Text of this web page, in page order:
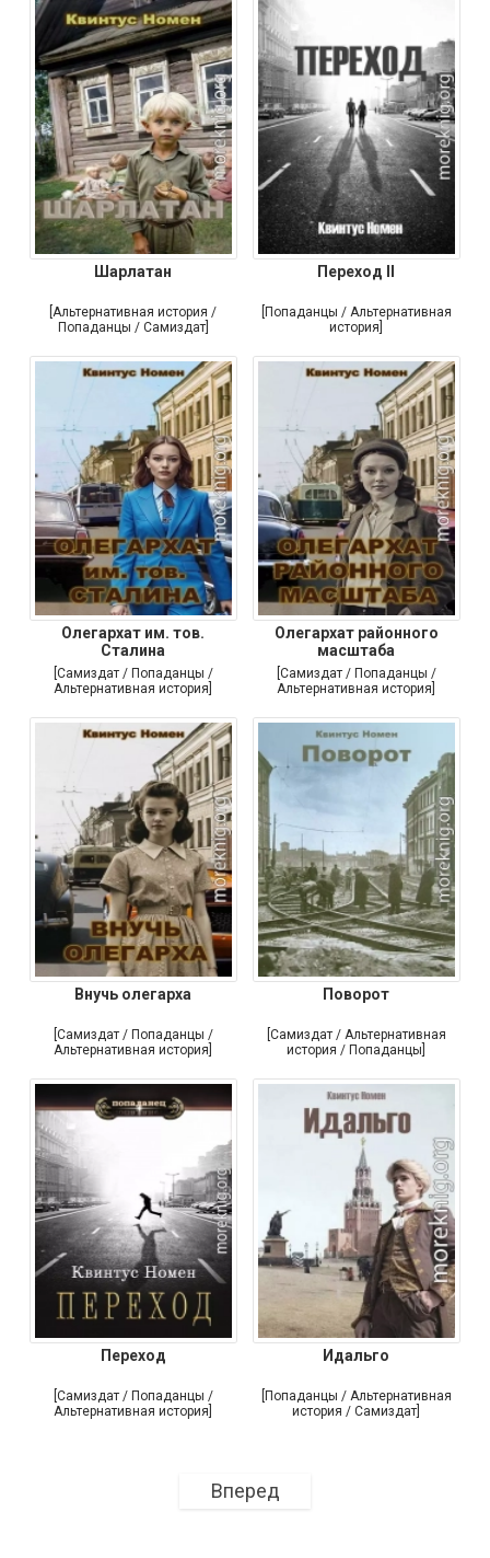
Шарлатан
[Альтернативная история /
Попаданцы / Самиздат]
Переход II
[Попаданцы / Альтернативная
история]
Олегархат им. тов.
Сталина
[Самиздат / Попаданцы /
Альтернативная история]
Олегархат районного
масштаба
[Самиздат / Попаданцы /
Альтернативная история]
Внучь олегарха
[Самиздат / Попаданцы /
Альтернативная история]
Поворот
[Самиздат / Альтернативная
история / Попаданцы]
Переход
[Самиздат / Попаданцы /
Альтернативная история]
Идальго
[Попаданцы / Альтернативная
история / Самиздат]
Вперед